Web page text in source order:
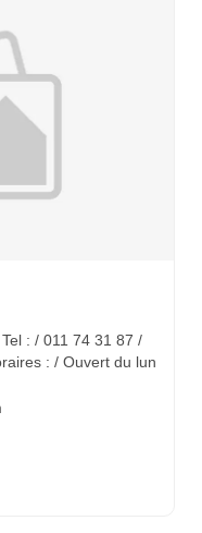
: / 011 74 31 87 /
: / Ouvert du lun